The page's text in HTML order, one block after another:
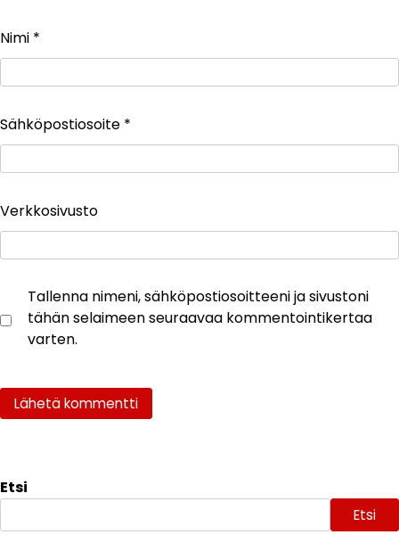
Nimi *
Sähköpostiosoite *
Verkkosivusto
Tallenna nimeni, sähköpostiosoitteeni ja sivustoni
tähän selaimeen seuraavaa kommentointikertaa
varten.
Etsi
Etsi